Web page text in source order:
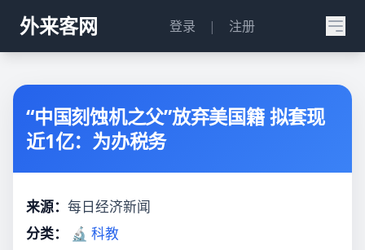
外来客网 登录 | 注册
“中国刻蚀机之父”放弃美国籍 拟套现
近1亿：为办税务
来源： 每日经济新闻
分类：
🔬 科教